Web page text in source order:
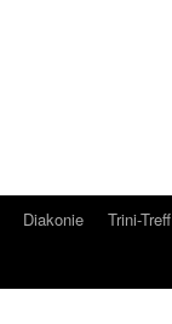
Diakonie Trini-Treff